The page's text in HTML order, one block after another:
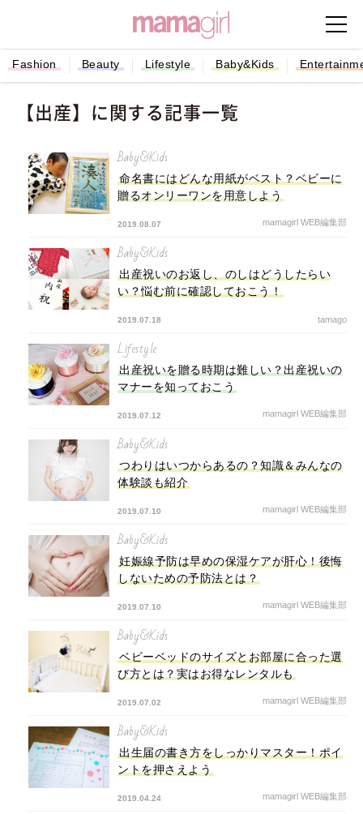
Fashion Beauty Lifestyle Baby&Kids
【出産】に関する記事一覧
Baby&Kids
命名書にはどんな用紙がベスト？ベビーに
贈るオンリーワンを用意しよう
2019.08.07 mamagirl WEB編集部
Baby&Kids
出産祝いのお返し、のしはどうしたらい
い？悩む前に確認しておこう！
2019.07.18 tamago
Lifestyle
出産祝いを贈る時期は難しい？出産祝いの
マナーを知っておこう
2019.07.12 mamagirl WEB編集部
Baby&Kids
つわりはいつからあるの？知識＆みんなの
体験談も紹介
2019.07.10 mamagirl WEB編集部
Baby&Kids
妊娠線予防は早めの保湿ケアが肝心！後悔
しないための予防法とは？
2019.07.10 mamagirl WEB編集部
Baby&Kids
ベビーベッドのサイズとお部屋に合った選
び方とは？実はお得なレンタルも
2019.07.02 mamagirl WEB編集部
Baby&Kids
出生届の書き方をしっかりマスター！ポイ
ントを押さえよう
2019.04.24 mamagirl WEB編集部